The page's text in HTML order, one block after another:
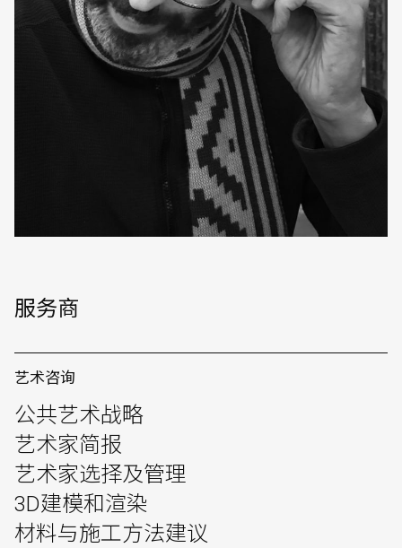
English 中文
服务商
艺术咨询
公共艺术战略
艺术家简报
艺术家选择及管理
3D建模和渲染
材料与施工方法建议